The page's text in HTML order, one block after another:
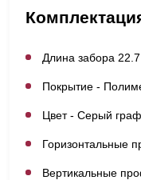
Длина забора
Покрытие -
Цвет - Серый
Горизонтальные
Вертикальные